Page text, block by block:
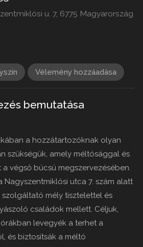
u. 7, 6775
Vélemény hozzáadása
bemutatása
a hozzátartozóknak olyan
szükségük, amely méltósággal és
végső búcsú megszervezésében.
Nagyszentmiklósi utca 7. szám alatt
mély tisztelettel és
családok mellett. Céljuk,
levegyék a terhet a
és biztosítsák a méltó